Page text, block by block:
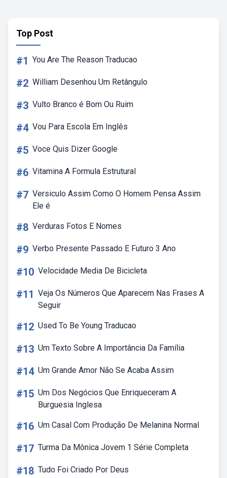
Top Post
#1 You Are The Reason Traducao
#2 William Desenhou Um Retângulo
#3 Vulto Branco é Bom Ou Ruim
#4 Vou Para Escola Em Inglês
#5 Voce Quis Dizer Google
#6 Vitamina A Formula Estrutural
#7 Versiculo Assim Como O Homem Pensa Assim
Ele é
#8 Verduras Fotos E Nomes
#9 Verbo Presente Passado E Futuro 3 Ano
#10 Velocidade Media De Bicicleta
#11 Veja Os Números Que Aparecem Nas Frases A
Seguir
#12 Used To Be Young Traducao
#13 Um Texto Sobre A Importância Da Família
#14 Um Grande Amor Não Se Acaba Assim
#15 Um Dos Negócios Que Enriqueceram A
Burguesia Inglesa
#16 Um Casal Com Produção De Melanina Normal
#17 Turma Da Mônica Jovem 1 Série Completa
#18 Tudo Foi Criado Por Deus